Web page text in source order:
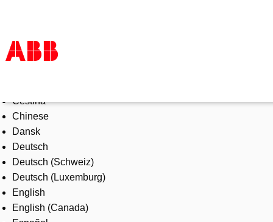
Products & Solutions
Industries
Services
About us
Where to buy
Contact us
Careers
Čeština
Chinese
Dansk
Deutsch
Deutsch (Schweiz)
Deutsch (Luxemburg)
English
English (Canada)